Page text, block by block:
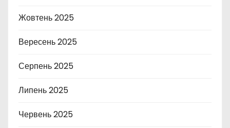
Жовтень 2025
Вересень 2025
Серпень 2025
Липень 2025
Червень 2025